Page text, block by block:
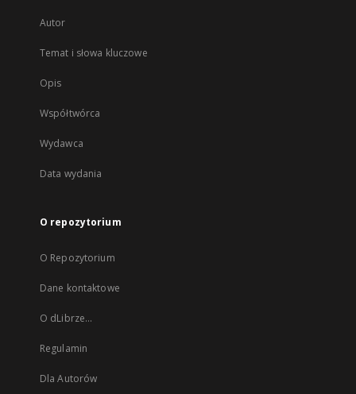
Autor
Temat i słowa kluczowe
Opis
Współtwórca
Wydawca
Data wydania
O repozytorium
O Repozytorium
Dane kontaktowe
O dLibrze...
Regulamin
Dla Autorów